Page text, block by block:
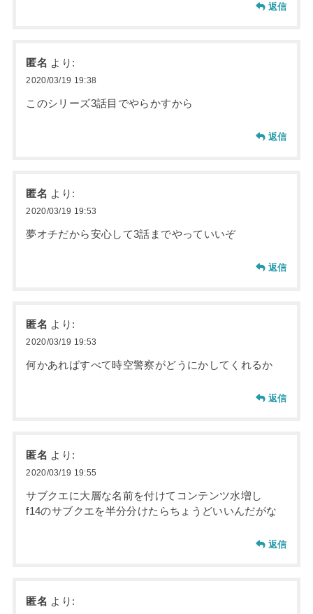
返信
匿名 より:
2020/03/19 19:38
このシリーズ3話目でやらかすから
返信
匿名 より:
2020/03/19 19:53
夢オチだから安心して3話までやっていいぞ
返信
匿名 より:
2020/03/19 19:53
何かあればすべて時空警察がどうにかしてくれるか
返信
匿名 より:
2020/03/19 19:55
サブクエに大層な名前を付けてコンテンツ水増し
f14のサブクエを半分分けたらちょうどいいんだがな
返信
匿名 より: